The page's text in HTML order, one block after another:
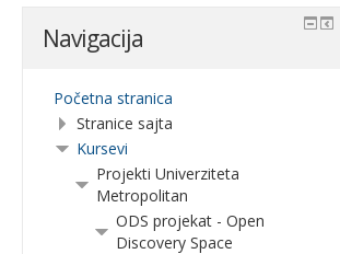
Navigacija
Početna stranica
Stranice sajta
Kursevi
Projekti Univerziteta
Metropolitan
ODS projekat - Open
Discovery Space